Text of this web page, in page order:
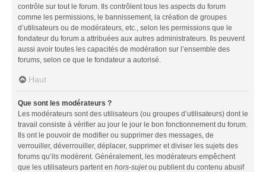
contrôle sur tout le forum. Ils contrôlent tous les aspects du forum
comme les permissions, le bannissement, la création de groupes
d’utilisateurs ou de modérateurs, etc., selon les permissions que le
fondateur du forum a attribuées aux autres administrateurs. Ils peuvent
aussi avoir toutes les capacités de modération sur l’ensemble des
forums, selon ce que le fondateur a autorisé.
Haut
Que sont les modérateurs ?
Les modérateurs sont des utilisateurs (ou groupes d’utilisateurs) dont le
travail consiste à vérifier au jour le jour le bon fonctionnement du forum.
Ils ont le pouvoir de modifier ou supprimer des messages, de
verrouiller, déverrouiller, déplacer, supprimer et diviser les sujets des
forums qu’ils modèrent. Généralement, les modérateurs empêchent
que les utilisateurs partent en hors-sujetou publient du contenu abusif